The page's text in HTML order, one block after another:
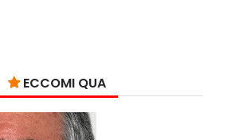
ECCOMI QUA